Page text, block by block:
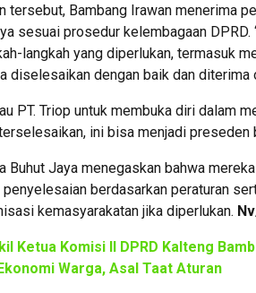
tersebut, Bambang Irawan menerima
sesuai prosedur kelembagaan
langkah yang diperlukan, termasuk
diselesaikan dengan baik dan diterima
PT. Triop untuk membuka diri dalam
ini bisa menjadi preseden
Buhut Jaya menegaskan bahwa
berdasarkan peraturan
kemasyarakatan jika diperlukan. Nv
Ketua Komisi II DPRD Kalteng
Warga, Asal Taat Aturan